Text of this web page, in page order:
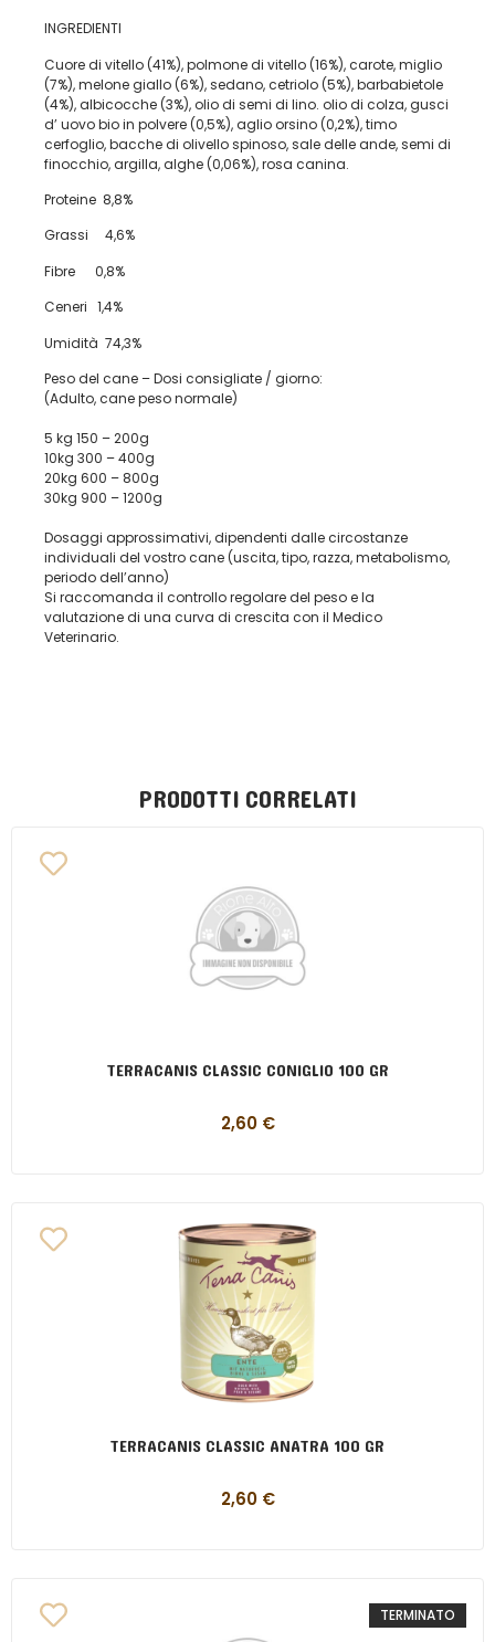
INGREDIENTI
Cuore di vitello (41%), polmone di vitello (16%), carote, miglio
(7%), melone giallo (6%), sedano, cetriolo (5%), barbabietole
(4%), albicocche (3%), olio di semi di lino. olio di colza, gusci
d’ uovo bio in polvere (0,5%), aglio orsino (0,2%), timo
cerfoglio, bacche di olivello spinoso, sale delle ande, semi di
finocchio, argilla, alghe (0,06%), rosa canina.
Proteine 8,8%
Grassi 4,6%
Fibre 0,8%
Ceneri 1,4%
Umidità 74,3%
Peso del cane – Dosi consigliate / giorno:
(Adulto, cane peso normale)
5 kg 150 – 200g
10kg 300 – 400g
20kg 600 – 800g
30kg 900 – 1200g
Dosaggi approssimativi, dipendenti dalle circostanze
individuali del vostro cane (uscita, tipo, razza, metabolismo,
periodo dell’anno)
Si raccomanda il controllo regolare del peso e la
valutazione di una curva di crescita con il Medico
Veterinario.
PRODOTTI CORRELATI
TERRACANIS CLASSIC CONIGLIO 100 GR
2,60 €
TERRACANIS CLASSIC ANATRA 100 GR
2,60 €
TERMINATO